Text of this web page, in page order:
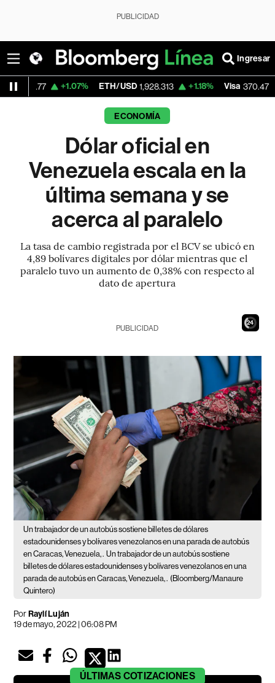
PUBLICIDAD
Ingresar
+1.07% ETH/USD 1,928.313 +1.18% Visa 370.47 +0.52%
ECONOMÍA
Dólar oficial en
Venezuela escala en la
última semana y se
acerca al paralelo
La tasa de cambio registrada por el BCV se ubicó en
4,89 bolívares digitales por dólar mientras que el
paralelo tuvo un aumento de 0,38% con respecto al
dato de apertura
22
PUBLICIDAD
Un trabajador de un autobús sostiene billetes de dólares
estadounidenses y bolívares venezolanos en una parada de autobús
en Caracas, Venezuela, . Un trabajador de un autobús sostiene
billetes de dólares estadounidenses y bolívares venezolanos en una
parada de autobús en Caracas, Venezuela, . (Bloomberg/Manaure
Quintero)
PorRaylí Luján
19 de mayo, 2022 | 06:08 PM
ÚLTIMAS COTIZACIONES